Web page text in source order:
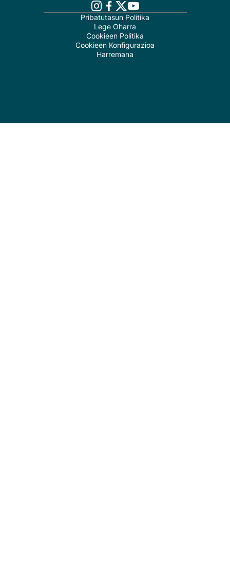
Pribatutasun Politika
Lege Oharra
Cookieen Politika
Cookieen Konfigurazioa
Harremana